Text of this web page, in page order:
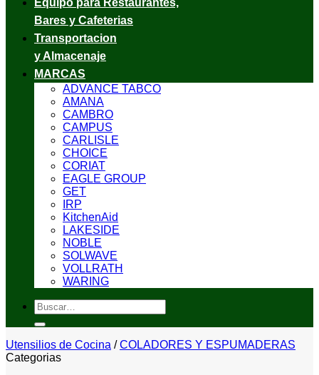
Equipo para Restaurantes,
Bares y Cafeterias
Transportacion
y Almacenaje
MARCAS
ADVANCE TABCO
AMANA
CAMBRO
CAMPUS
CARLISLE
CHOICE
CORIAT
EAGLE GROUP
GET
IRP
KitchenAid
LAKESIDE
NOBLE
SOLWAVE
VOLLRATH
WARING
Buscar
por:
Utensilios de Cocina / COLADORES Y ESPUMADERAS
Categorias